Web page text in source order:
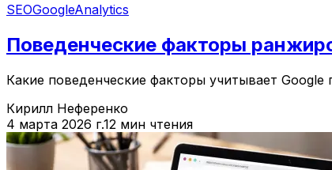
SEOGoogleAnalytics
Поведенческие факторы
Какие поведенческие факторы учитывает
Кирилл Неференко
4 марта 2026 г.12 мин чтения